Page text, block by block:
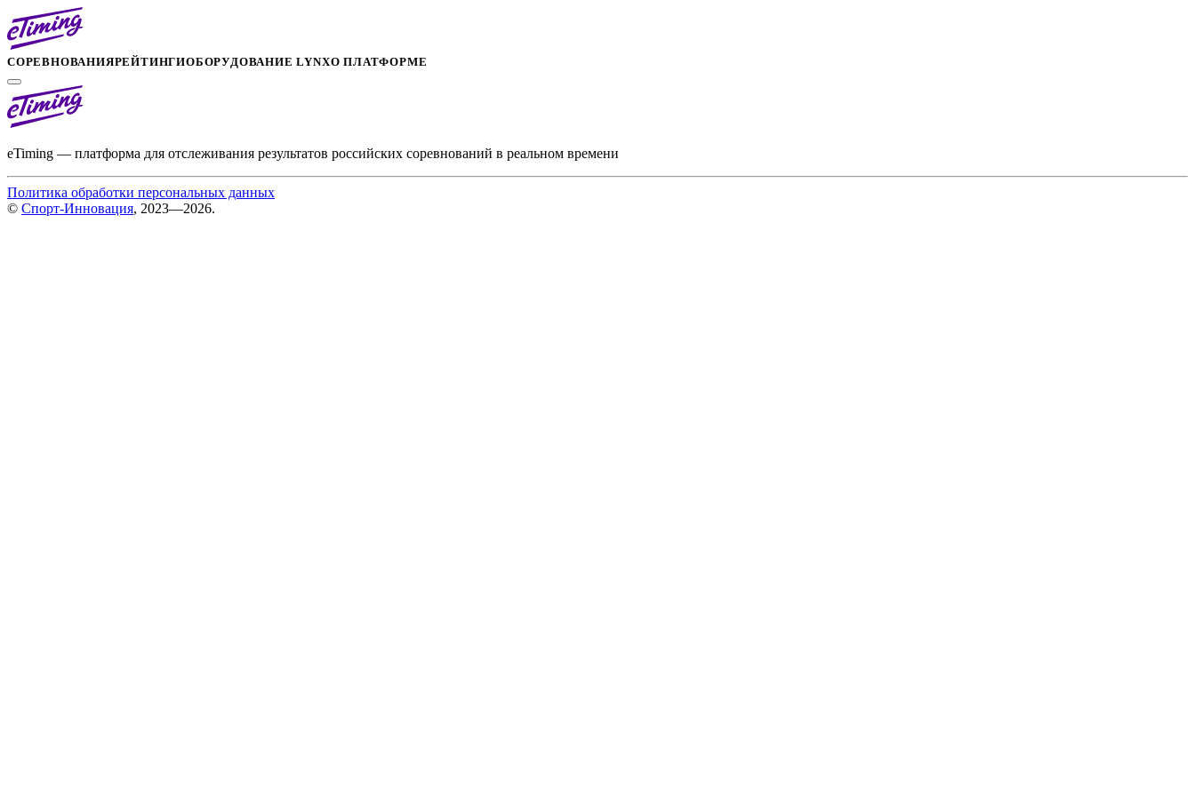
СОРЕВНОВАНИЯРЕЙТИНГИОБОРУДОВАНИЕ LYNXО ПЛАТФОРМЕ
eTiming — платформа для отслеживания результатов российских соревнований в реальном времени
Политика обработки персональных данных
© Спорт-Инновация, 2023—2026.